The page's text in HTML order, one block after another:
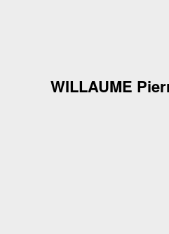
WILLAUME